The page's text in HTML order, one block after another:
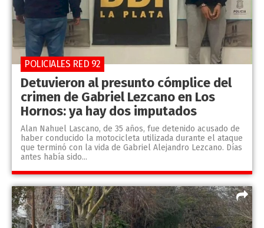
Detuvieron al presunto cómplice del
crimen de Gabriel Lezcano en Los
Hornos: ya hay dos imputados
Alan Nahuel Lascano, de 35 años, fue detenido acusado de
haber conducido la motocicleta utilizada durante el ataque
que terminó con la vida de Gabriel Alejandro Lezcano. Días
antes había sido...
POLICIALES RED 92